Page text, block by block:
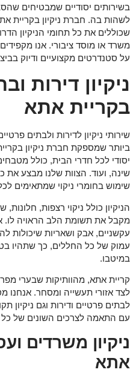
בשירותים יסודיים שמבטיחים
לשהות בה. חברת ניקיון בקריית
שכוללים את כל תחומי הניקיון
משרד או מוסד ציבורי. אנו
על סטנדרטים מקצועיים ודיוק
ניקיון דירות
בקריית אתא
שירותי ניקיון לדירות ולבתים
ביותר שמספקת חברת ניקיון
יסודי לכל חדרי הבית, כולל
שינה, ועוד. הצוות שלנו מבצע את
שימוש בחומרי ניקוי שמתאימים
הניקיון כולל ניקוי רצפות,
מקבל את תשומת הלב הראויה לו.
עקשניים, אבק ושאריות שיכולות
עמוק של כל החללים, כך שתהיו
במיטבו.
קריית אתא, מהוותיקות שבערי
לצד אזורי תעשייה ומסחר. אנחנו
לבתים פרטיים ודירות וגם ניקיון
עם התאמה לצרכים השונים של כל
ניקיון משרדים
אתא